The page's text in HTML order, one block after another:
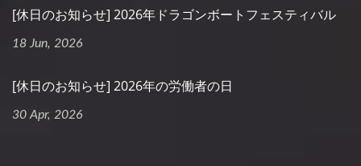
[休日のお知らせ] 2026年ドラゴンボートフェスティバル
18 Jun, 2026
[休日のお知らせ] 2026年の労働者の日
30 Apr, 2026